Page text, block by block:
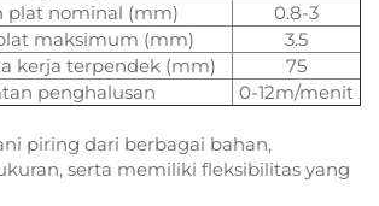
plat nominal (mm)
0.8-3
maksimum (mm)
3.5
kerja terpendek (mm)
75
penghalusan
0-12m/menit
piring dari berbagai bahan,
serta memiliki fleksibilitas yang